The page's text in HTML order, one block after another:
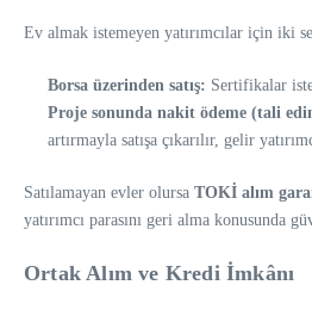
Ev almak istemeyen yatırımcılar için iki
Borsa üzerinden satış: Sertifikalar
Proje sonunda nakit ödeme (tali
artırmayla satışa çıkarılır, gelir
Satılamayan evler olursa TOKİ alım
yatırımcı parasını geri alma konusunda
Ortak Alım ve Kredi İmkânı